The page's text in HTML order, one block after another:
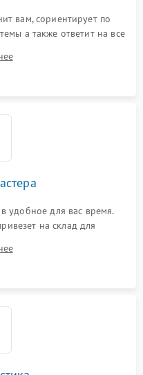
вам, сориентирует по
а также ответит на все
удобное для вас время.
на склад для